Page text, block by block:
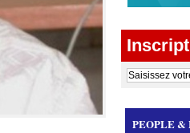
PEOPLE &